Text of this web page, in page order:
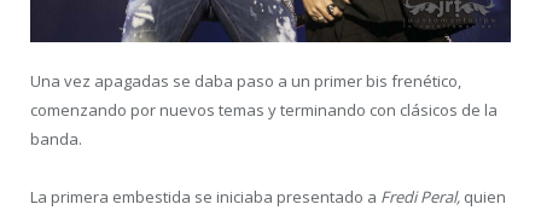
Una vez apagadas se daba paso a un primer bis frenético,
comenzando por nuevos temas y terminando con clásicos de la
banda.
La primera embestida se iniciaba presentado a Fredi Peral, quien